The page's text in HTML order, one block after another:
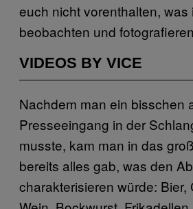
euch nicht vorenthalten, was
beobachten und
VIDEOS BY VICE
Nachdem man ein bisschen
Presseeingang in der
musste, kam man in das
bereits alles gab, was den
charakterisieren würde: Bier,